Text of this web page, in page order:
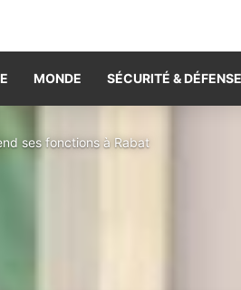
MONDE SÉCURITÉ & DÉFENSE
ses fonctions à Rabat